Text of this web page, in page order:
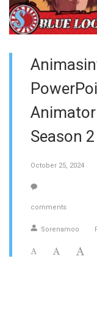
Season
October 25, 2024
comments
Sorenamoo